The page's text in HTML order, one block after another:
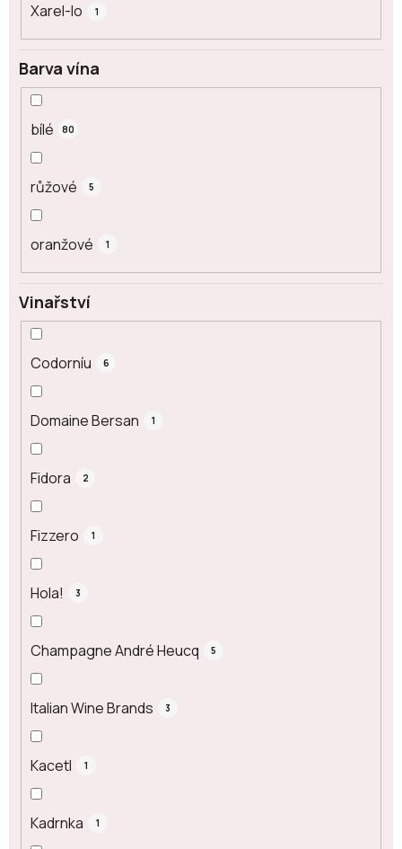
Xarel-lo 1
Barva vína
bílé 80
růžové 5
oranžové 1
Vinařství
Codorníu 6
Domaine Bersan 1
Fidora 2
Fizzero 1
Hola! 3
Champagne André Heucq 5
Italian Wine Brands 3
Kacetl 1
Kadrnka 1